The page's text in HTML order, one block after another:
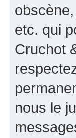
etc. qui
Cruchot
nous le